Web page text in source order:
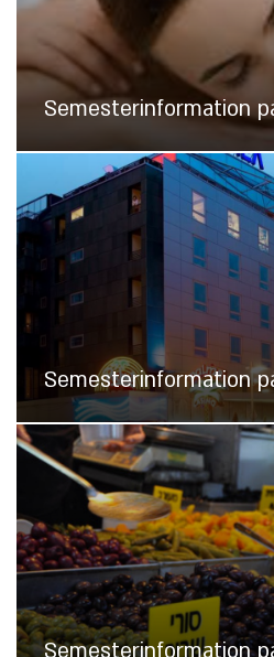
Semesterinformation
Semesterinformation